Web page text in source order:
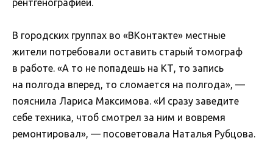
рентгенографией.
В городских группах во «ВКонтакте» местные
жители потребовали оставить старый томограф
в работе. «А то не попадешь на КТ, то запись
на полгода вперед, то сломается на полгода», —
пояснила Лариса Максимова. «И сразу заведите
себе техника, чтоб смотрел за ним и вовремя
ремонтировал», — посоветовала Наталья Рубцова.